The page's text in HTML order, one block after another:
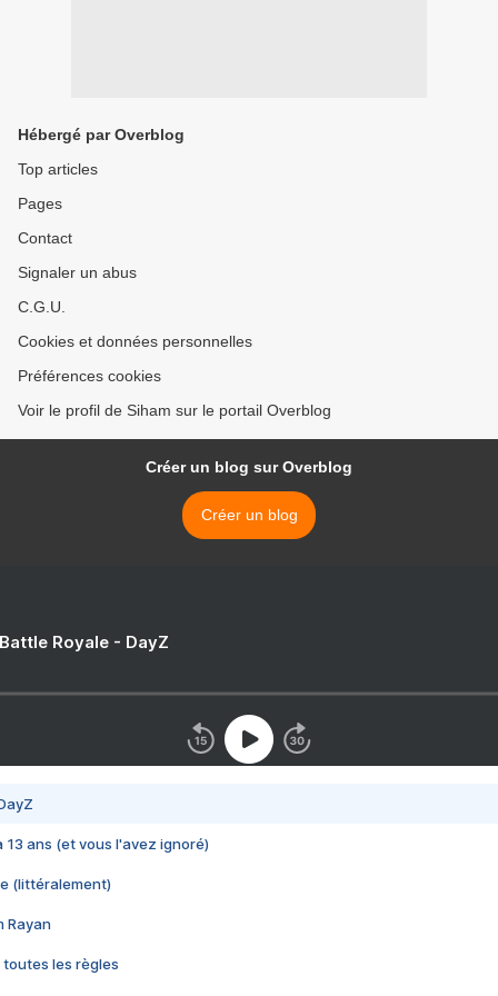
Hébergé par Overblog
Top articles
Pages
Contact
Signaler un abus
C.G.U.
Cookies et données personnelles
Préférences cookies
Voir le profil de Siham sur le portail Overblog
Créer un blog sur Overblog
Créer un blog
Royale - DayZ
13 ans (et vous l'avez ignoré)
(littéralement)
Rayan
toutes les règles